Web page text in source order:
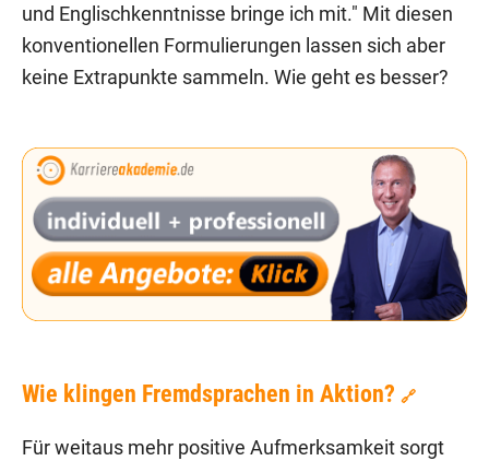
und Englischkenntnisse bringe ich mit." Mit diesen
konventionellen Formulierungen lassen sich aber
keine Extrapunkte sammeln. Wie geht es besser?
Wie klingen Fremdsprachen in Aktion? 🔗
Für weitaus mehr positive Aufmerksamkeit sorgt